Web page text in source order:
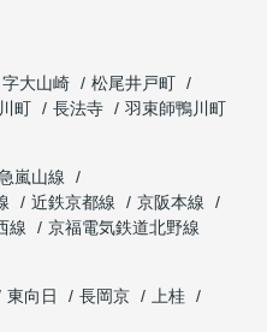
字大山崎
松尾井戸町
町 長法寺
羽束師鴨川町
嵐山線
近鉄京都線
京阪本線
線
京福電気鉄道北野線
東向日 長岡京
上桂